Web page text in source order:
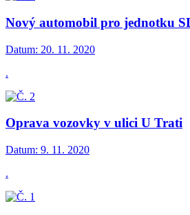
Nový automobil pro jednotku
Datum: 20. 11. 2020
.
Oprava vozovky v ulici U Trati
Datum: 9. 11. 2020
.